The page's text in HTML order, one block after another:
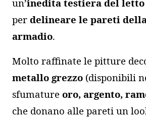
un’inedita testiera del letto
per delineare le pareti
armadio.
Molto raffinate le pitture
metallo grezzo (disponibili
sfumature oro, argento,
che donano alle pareti un